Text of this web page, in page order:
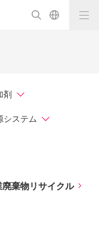
剤
システム
棄物リサイクル